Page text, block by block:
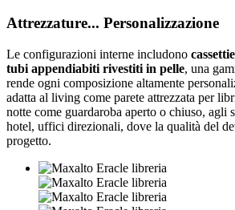
Attrezzature... Personalizzazione
Le configurazioni interne includono
tubi appendiabiti rivestiti in pelle, una
rende ogni composizione altamente
adatta al living come parete attrezzata per
notte come guardaroba aperto o chiuso, agli
hotel, uffici direzionali, dove la qualità del
progetto.